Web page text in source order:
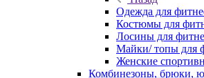
Одежда для
Костюмы для
Лосины для
Майки/ топы для
Женские
Комбинезоны, брюки,